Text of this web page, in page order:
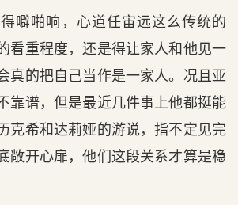
噼啪响，心道任宙远这么传统的
看重程度，还是得让家人和他见一
真的把自己当作是一家人。况且亚
靠谱，但是最近几件事上他都挺能
克希和达莉娅的游说，指不定见完
敞开心扉，他们这段关系才算是稳